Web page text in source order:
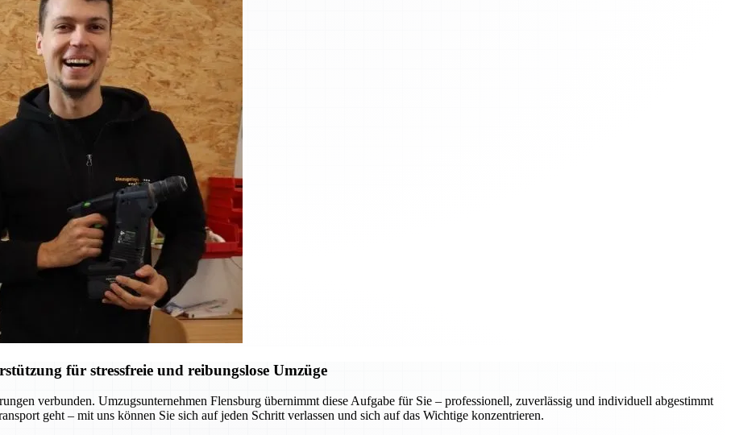
für stressfreie und reibungslose Umzüge
verbunden. Umzugsunternehmen Flensburg übernimmt diese Aufgabe für Sie – professionell, zuverlässig und individuell abgestimmt
geht – mit uns können Sie sich auf jeden Schritt verlassen und sich auf das Wichtige konzentrieren.